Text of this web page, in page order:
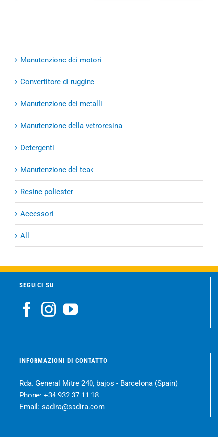
Manutenzione dei motori
Convertitore di ruggine
Manutenzione dei metalli
Manutenzione della vetroresina
Detergenti
Manutenzione del teak
Resine poliester
Accessori
All
SEGUICI SU
INFORMAZIONI DI CONTATTO
Rda. General Mitre 240, bajos - Barcelona (Spain)
Phone: +34 932 37 11 18
Email: sadira@sadira.com